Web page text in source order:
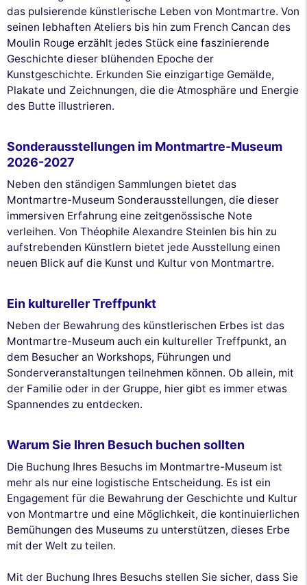
das pulsierende künstlerische Leben von Montmartre. Von
seinen lebhaften Ateliers bis hin zum French Cancan des
Moulin Rouge erzählt jedes Stück eine faszinierende
Geschichte dieser blühenden Epoche der
Kunstgeschichte. Erkunden Sie einzigartige Gemälde,
Plakate und Zeichnungen, die die Atmosphäre und Energie
des Butte illustrieren.
Sonderausstellungen im Montmartre-Museum
2026-2027
Neben den ständigen Sammlungen bietet das
Montmartre-Museum Sonderausstellungen, die dieser
immersiven Erfahrung eine zeitgenössische Note
verleihen. Von Théophile Alexandre Steinlen bis hin zu
aufstrebenden Künstlern bietet jede Ausstellung einen
neuen Blick auf die Kunst und Kultur von Montmartre.
Ein kultureller Treffpunkt
Neben der Bewahrung des künstlerischen Erbes ist das
Montmartre-Museum auch ein kultureller Treffpunkt, an
dem Besucher an Workshops, Führungen und
Sonderveranstaltungen teilnehmen können. Ob allein, mit
der Familie oder in der Gruppe, hier gibt es immer etwas
Spannendes zu entdecken.
Warum Sie Ihren Besuch buchen sollten
Die Buchung Ihres Besuchs im Montmartre-Museum ist
mehr als nur eine logistische Entscheidung. Es ist ein
Engagement für die Bewahrung der Geschichte und Kultur
von Montmartre und eine Möglichkeit, die kontinuierlichen
Bemühungen des Museums zu unterstützen, dieses Erbe
mit der Welt zu teilen.
Mit der Buchung Ihres Besuchs stellen Sie sicher, dass Sie